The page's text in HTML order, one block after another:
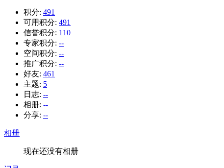
积分: 491
可用积分: 491
信誉积分: 110
专家积分: --
空间积分: --
推广积分: --
好友: 461
主题: 5
日志: --
相册: --
分享: --
相册
现在还没有相册